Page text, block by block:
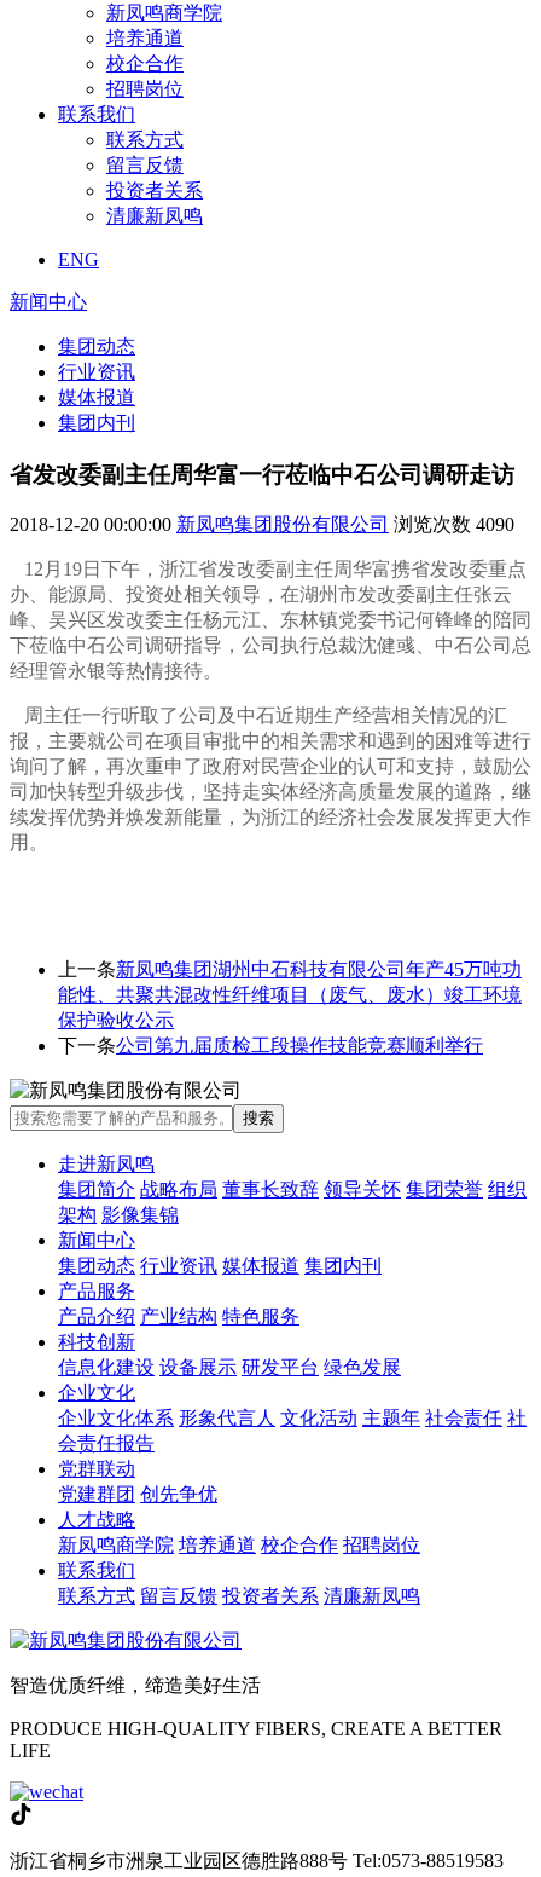
新凤鸣商学院
培养通道
校企合作
招聘岗位
联系我们
联系方式
留言反馈
投资者关系
清廉新凤鸣
ENG
新闻中心
集团动态
行业资讯
媒体报道
集团内刊
省发改委副主任周华富一行莅临中石公司调研走访
2018-12-20 00:00:00 新凤鸣集团股份有限公司 浏览次数 4090
12月19日下午，浙江省发改委副主任周华富携省发改委重点
办、能源局、投资处相关领导，在湖州市发改委副主任张云
峰、吴兴区发改委主任杨元江、东林镇党委书记何锋峰的陪同
下莅临中石公司调研指导，公司执行总裁沈健彧、中石公司总
经理管永银等热情接待。
周主任一行听取了公司及中石近期生产经营相关情况的汇
报，主要就公司在项目审批中的相关需求和遇到的困难等进行
询问了解，再次重申了政府对民营企业的认可和支持，鼓励公
司加快转型升级步伐，坚持走实体经济高质量发展的道路，继
续发挥优势并焕发新能量，为浙江的经济社会发展发挥更大作
用。
上一条新凤鸣集团湖州中石科技有限公司年产45万吨功
能性、共聚共混改性纤维项目（废气、废水）竣工环境
保护验收公示
下一条公司第九届质检工段操作技能竞赛顺利举行
走进新凤鸣
集团简介 战略布局 董事长致辞 领导关怀 集团荣誉 组织
架构 影像集锦
新闻中心
集团动态 行业资讯 媒体报道 集团内刊
产品服务
产品介绍 产业结构 特色服务
科技创新
信息化建设 设备展示 研发平台 绿色发展
企业文化
企业文化体系 形象代言人 文化活动 主题年 社会责任 社
会责任报告
党群联动
党建群团 创先争优
人才战略
新凤鸣商学院 培养通道 校企合作 招聘岗位
联系我们
联系方式 留言反馈 投资者关系 清廉新凤鸣
智造优质纤维，缔造美好生活
PRODUCE HIGH-QUALITY FIBERS, CREATE A BETTER
LIFE
浙江省桐乡市洲泉工业园区德胜路888号 Tel:0573-88519583